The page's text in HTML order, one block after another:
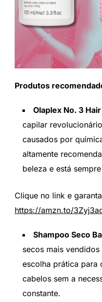
Produtos
Olaplex No. 3
capilar
causados por
altamente
beleza e está
Clique no link e
https://amzn.to/
Shampoo Seco
secos mais
escolha prática para
cabelos sem a
constante.